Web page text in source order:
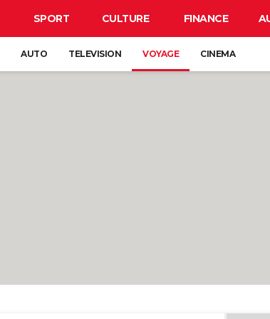
SPORT CULTURE FINANCE
AUTO TELEVISION VOYAGE CINEMA